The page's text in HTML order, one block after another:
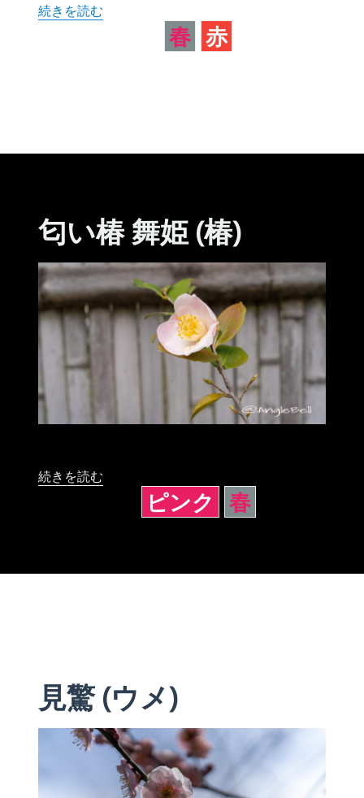
“ラバグルート (バラ)” の
続きを読む
春 赤
匂い椿 舞姫 (椿)
“匂い椿 舞姫 (椿)” の
続きを読む
ピンク 春
見驚 (ウメ)